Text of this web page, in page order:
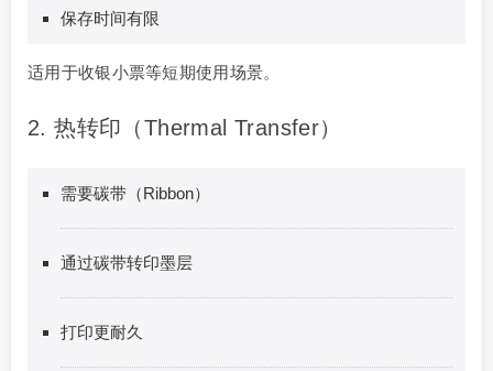
保存时间有限
适用于收银小票等短期使用场景。
2. 热转印（Thermal Transfer）
需要碳带（Ribbon）
通过碳带转印墨层
打印更耐久